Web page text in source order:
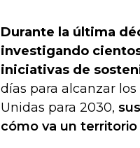
Durante la última
investigando
iniciativas de
días para alcanzar
Unidas para 2030,
cómo va un